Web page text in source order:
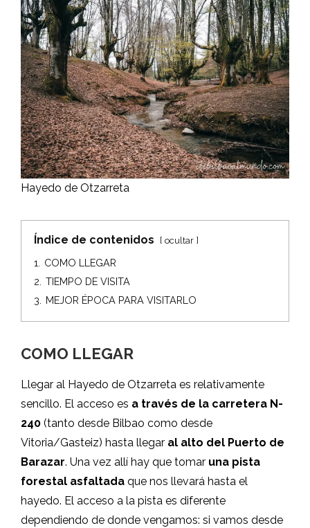
Hayedo de Otzarreta
Índice de contenidos ocultar
1.
COMO LLEGAR
2. TIEMPO DE VISITA
3.
MEJOR ÉPOCA PARA VISITARLO
COMO LLEGAR
Llegar al Hayedo de Otzarreta es relativamente
sencillo. El acceso es a través de la carretera N-
240 (tanto desde Bilbao como desde
Vitoria/Gasteiz) hasta llegar al alto del Puerto de
Barazar. Una vez allí hay que tomar una pista
forestal asfaltada que nos llevará hasta el
hayedo. El acceso a la pista es diferente
dependiendo de donde vengamos: si vamos desde